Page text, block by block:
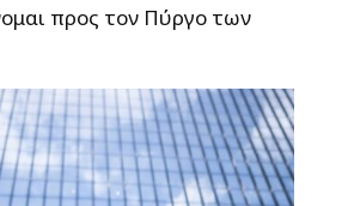
προς τον Πύργο των